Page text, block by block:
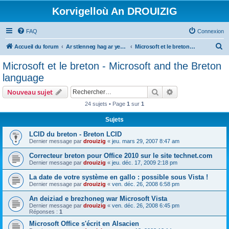
Korvigelloù An DROUIZIG
FAQ Connexion
Accueil du forum Ar stlenneg hag ar yezhoù bihan er bed a-bezh Microsoft et le breton - Microsoft and the Breton language
Microsoft et le breton - Microsoft and the Breton
language
Nouveau sujet Rechercher
24 sujets • Page 1 sur 1
Sujets
LCID du breton - Breton LCID
Dernier message par drouizig « jeu. mars 29, 2007 8:47 am
Correcteur breton pour Office 2010 sur le site technet.com
Dernier message par drouizig « jeu. déc. 17, 2009 2:18 pm
La date de votre système en gallo : possible sous Vista !
Dernier message par drouizig « ven. déc. 26, 2008 6:58 pm
An deiziad e brezhoneg war Microsoft Vista
Dernier message par drouizig « ven. déc. 26, 2008 6:45 pm
Réponses : 1
Microsoft Office s'écrit en Alsacien